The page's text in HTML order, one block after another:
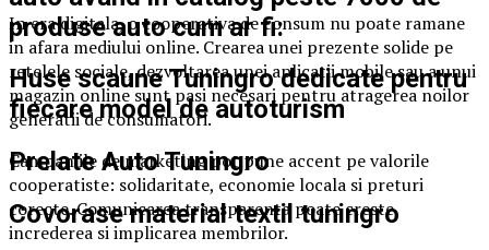
produse auto cum ar fi:
Huse scaune Tuningro dedicate pentru
fiecare model de autoturism
Prelate Auto Tuningro
Covorase material textil tuningro
In era digitala, o cooperativa de consum nu poate ramane
in afara mediului online. Crearea unei prezente solide pe
retelele sociale, dezvoltarea unei aplicatii mobile sau a unui
magazin online sunt pasi necesari pentru atragerea noilor
generatii de consumatori.
Campaniile de marketing pot pune accent pe valorile
cooperatiste: solidaritate, economie locala si preturi
corecte. Comunicarea transparenta poate creste
increderea si implicarea membrilor.